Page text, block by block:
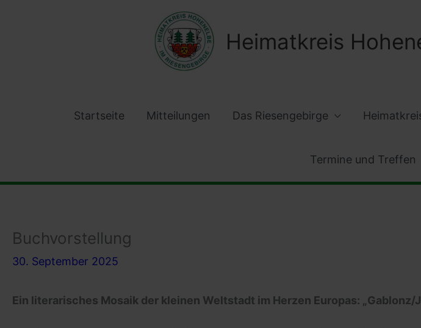
Heimatkreis
Startseite Mitteilungen Das Riesengebirge
Termine und Treffen
Buchvorstellung
30. September 2025
Ein literarisches Mosaik der kleinen Weltstadt im Herzen Europas: „Gablonz/